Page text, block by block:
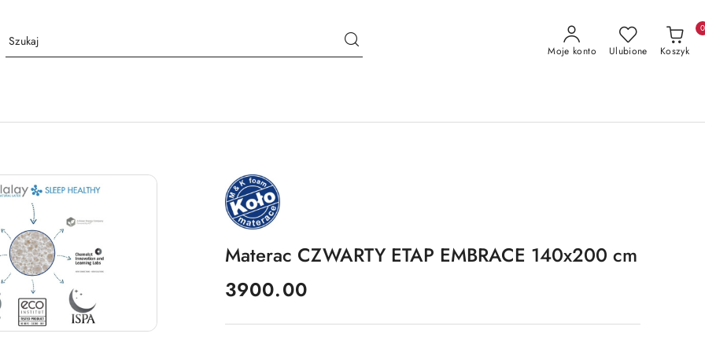
Moje konto Ulubione Koszyk
0
NAZWA
PRODUCENTA:
MKFOAM
Materac CZWARTY ETAP EMBRACE 140x200 cm
cena:
3900.00